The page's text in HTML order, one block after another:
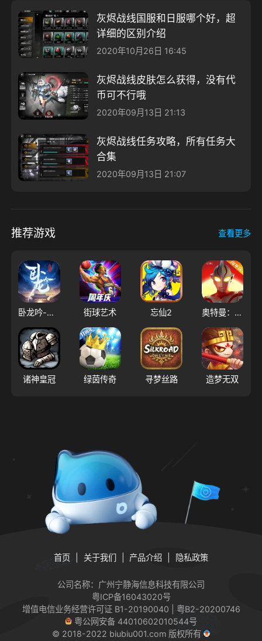
灰烬战线国服和日服哪个好，超
详细的区别介绍
2020年10月26日 16:45
灰烬战线皮肤怎么获得，没有代
币可不行哦
2020年09月13日 21:13
灰烬战线任务攻略，所有任务大
合集
2020年09月13日 21:07
推荐游戏 查看更多
卧龙吟-手机版 街球艺术 忘仙2 奥特曼：超时空英雄
诸神皇冠 绿茵传奇 寻梦丝路 造梦无双
首页 关于我们 产品介绍 隐私政策
公司名称：广州宁静海信息科技有限公司
粤ICP备16043020号
增值电信业务经营许可证 B1-20190040 | 粤B2-20200746
粤公网安备 44010602010544号
© 2018-2022 biubiu001.com 版权所有